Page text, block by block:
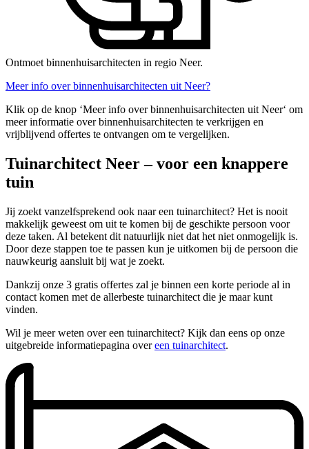
Ontmoet binnenhuisarchitecten in regio Neer.
Meer info over binnenhuisarchitecten uit Neer?
Klik op de knop ‘Meer info over binnenhuisarchitecten uit Neer‘ om
meer informatie over binnenhuisarchitecten te verkrijgen en
vrijblijvend offertes te ontvangen om te vergelijken.
Tuinarchitect Neer – voor een knappere
tuin
Jij zoekt vanzelfsprekend ook naar een tuinarchitect? Het is nooit
makkelijk geweest om uit te komen bij de geschikte persoon voor
deze taken. Al betekent dit natuurlijk niet dat het niet onmogelijk is.
Door deze stappen toe te passen kun je uitkomen bij de persoon die
nauwkeurig aansluit bij wat je zoekt.
Dankzij onze 3 gratis offertes zal je binnen een korte periode al in
contact komen met de allerbeste tuinarchitect die je maar kunt
vinden.
Wil je meer weten over een tuinarchitect? Kijk dan eens op onze
uitgebreide informatiepagina overeen tuinarchitect.